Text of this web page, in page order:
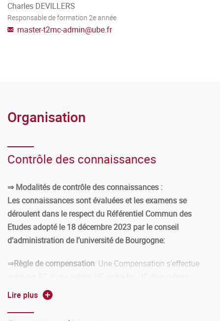
Charles DEVILLERS
Responsable de formation 2e année
master-t2mc-admin@ube.fr
Organisation
Contrôle des connaissances
⇒ Modalités de contrôle des connaissances :
Les connaissances sont évaluées et les examens se
déroulent dans le respect du Référentiel Commun des
Etudes adopté le 18 décembre 2023 par le conseil
d’administration de l’université de Bourgogne:
⇒Règle de compensation: Une Compensation s'effectue
entre les EC d'une même UE, entre les UE d'un même
semestre mais pas nécessairement entre les semestres.
⇒Redoublement:
Lire plus